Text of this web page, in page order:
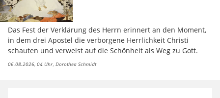
Das Fest der Verklärung des Herrn erinnert an den Moment,
in dem drei Apostel die verborgene Herrlichkeit Christi
schauten und verweist auf die Schönheit als Weg zu Gott.
06.08.2026, 04 Uhr Dorothea Schmidt